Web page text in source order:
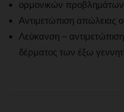
ορμονικών
Αντιμετώπιση απώλειας
Λεύκανση –
δέρματος των έξω